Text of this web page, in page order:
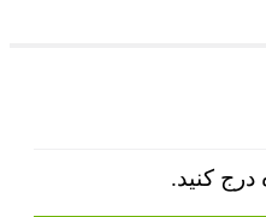
کنید.